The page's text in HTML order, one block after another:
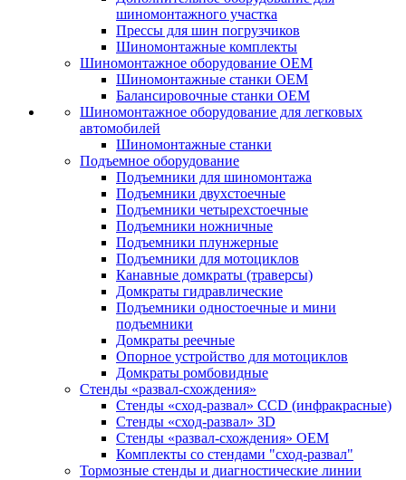
шиномонтажного участка
Прессы для шин погрузчиков
Шиномонтажные комплекты
Шиномонтажное оборудование ОЕМ
Шиномонтажные станки ОЕМ
Балансировочные станки ОЕМ
Шиномонтажное оборудование для легковых
автомобилей
Шиномонтажные станки
Подъемное оборудование
Подъемники для шиномонтажа
Подъемники двухстоечные
Подъемники четырехстоечные
Подъемники ножничные
Подъемники плунжерные
Подъемники для мотоциклов
Канавные домкраты (траверсы)
Домкраты гидравлические
Подъемники одностоечные и мини
подъемники
Домкраты реечные
Опорное устройство для мотоциклов
Домкраты ромбовидные
Стенды «развал-схождения»
Стенды «сход-развал» CCD (инфракрасные)
Стенды «сход-развал» 3D
Стенды «развал-схождения» ОЕМ
Комплекты со стендами "сход-развал"
Тормозные стенды и диагностические линии